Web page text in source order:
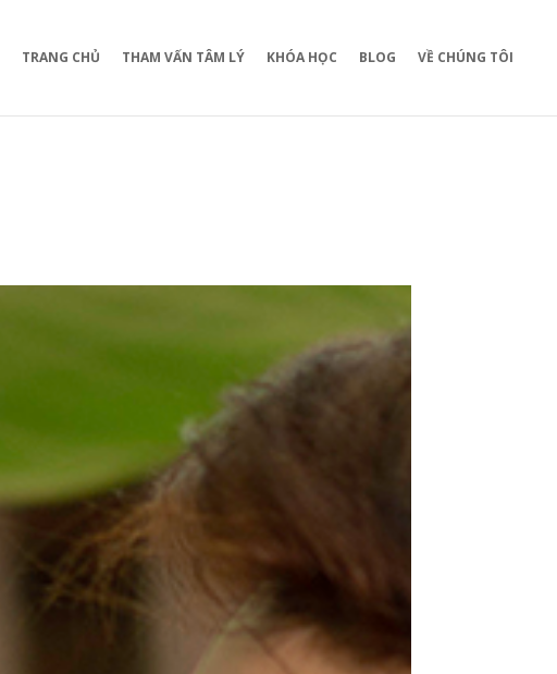
TRANG CHỦ THAM VẤN TÂM LÝ KHÓA HỌC BLOG VỀ CHÚNG TÔI